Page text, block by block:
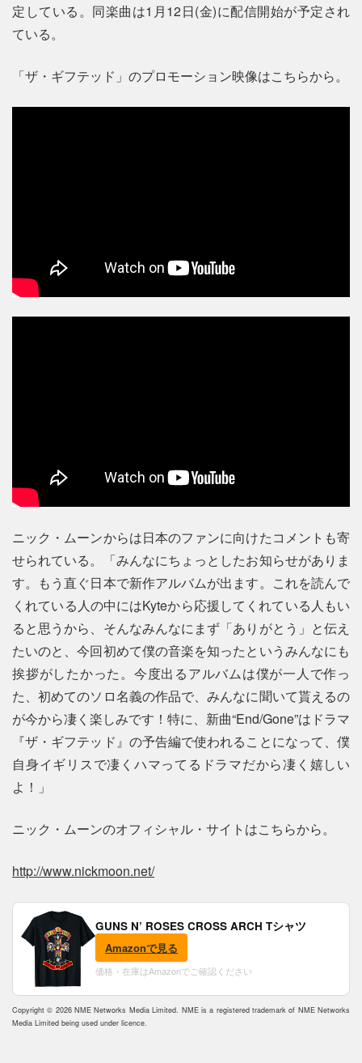
定している。同楽曲は1月12日(金)に配信開始が予定され
ている。
「ザ・ギフテッド」のプロモーション映像はこちらから。
ニック・ムーンからは日本のファンに向けたコメントも寄
せられている。「みんなにちょっとしたお知らせがありま
す。もう直ぐ日本で新作アルバムが出ます。これを読んで
くれている人の中にはKyteから応援してくれている人もい
ると思うから、そんなみんなにまず「ありがとう」と伝え
たいのと、今回初めて僕の音楽を知ったというみんなにも
挨拶がしたかった。今度出るアルバムは僕が一人で作っ
た、初めてのソロ名義の作品で、みんなに聞いて貰えるの
が今から凄く楽しみです！特に、新曲“End/Gone”はドラマ
『ザ・ギフテッド』の予告編で使われることになって、僕
自身イギリスで凄くハマってるドラマだから凄く嬉しい
よ！」
ニック・ムーンのオフィシャル・サイトはこちらから。
http://www.nickmoon.net/
GUNS N’ ROSES CROSS ARCH Tシャツ
Amazonで見る
価格・在庫はAmazonでご確認ください
Copyright © 2026 NME Networks Media Limited. NME is a registered trademark of NME Networks
Media Limited being used under licence.